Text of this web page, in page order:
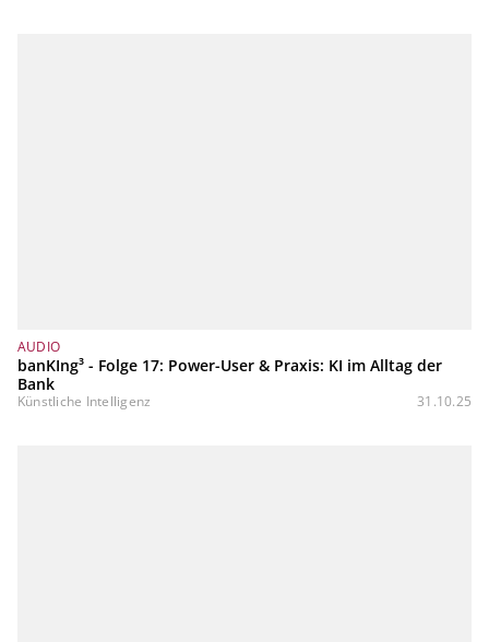
AUDIO
banKIng³ - Folge 17: Power-User & Praxis: KI im Alltag der
Bank
Künstliche Intelligenz 31.10.25